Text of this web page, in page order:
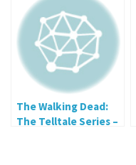
The Walking Dead:
The Telltale Series –